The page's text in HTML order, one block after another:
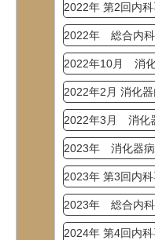
2022年 第2回内
2022年 総合内科
2022年10月 消
2022年2月 消化
2022年3月 消化
2023年 消化器病
2023年 第3回内
2023年 総合内科
2024年 第4回内